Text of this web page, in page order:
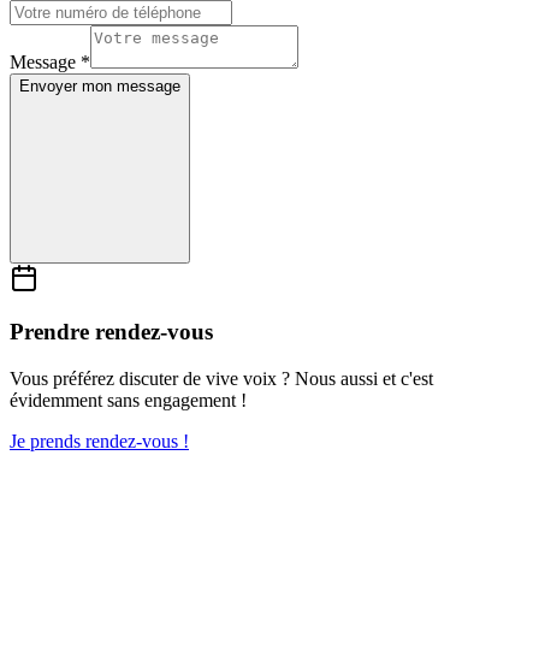
Message *
Envoyer mon message
Prendre rendez-vous
Vous préférez discuter de vive voix ? Nous aussi et c'est
évidemment sans engagement !
Je prends rendez-vous !